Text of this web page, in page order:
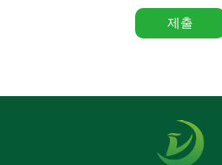
제출